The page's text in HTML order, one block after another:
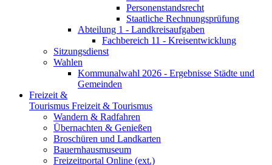
Personenstandsrecht
Staatliche Rechnungsprüfung
Abteilung 1 - Landkreisaufgaben
Fachbereich 11 - Kreisentwicklung
Sitzungsdienst
Wahlen
Kommunalwahl 2026 - Ergebnisse Städte und
Gemeinden
Freizeit &
Tourismus Freizeit & Tourismus
Wandern & Radfahren
Übernachten & Genießen
Broschüren und Landkarten
Bauernhausmuseum
Freizeitportal Online (ext.)